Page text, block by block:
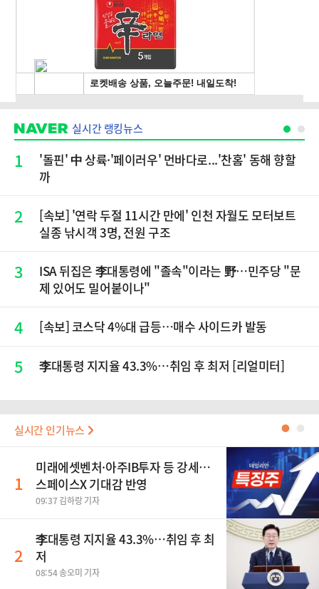
실시간 랭킹뉴스
1
'돌핀' 中 상륙·'페이러우' 먼바다로...'찬홈' 동해 향할
까
2
[속보] '연락 두절 11시간 만에' 인천 자월도 모터보트
실종 낚시객 3명, 전원 구조
3
ISA 뒤집은 李대통령에 "졸속"이라는 野…민주당 "문
제 있어도 밀어붙이나"
4 [속보] 코스닥 4%대 급등…매수 사이드카 발동
5 李대통령 지지율 43.3%…취임 후 최저 [리얼미터]
실시간 인기뉴스 ●
1
미래에셋벤처·아주IB투자 등 강세…
스페이스X 기대감 반영
09:37 김하랑 기자
2
李대통령 지지율 43.3%…취임 후 최
저
08:54 송오미 기자